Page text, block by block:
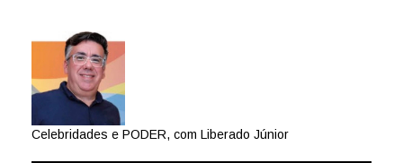
Celebridades e PODER, com Liberado Júnior